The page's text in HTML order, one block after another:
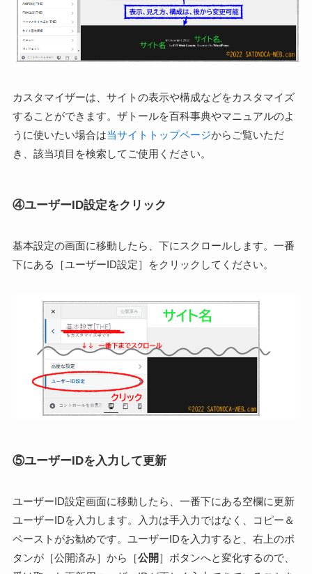
カスタマイザーは、サイトの表示や構成などをカスタマイズ
することができます。ザトールを百科事典やマニュアルのよ
うに使いたい場合は当サイトトップページからご覧いただ
き、該当項目を検索してご使用ください。
④ユーザーID設定をクリック
基本設定の画面に移動したら、下にスクロールします。一番
下にある［ユーザーID設定］をクリックしてください。
⑤ユーザーIDを入力して更新
ユーザーID設定画面に移動したら、一番下にある空欄に更新
ユーザーIDを入力します。入力は手入力ではなく、コピー＆
ペーストがお勧めです。ユーザーIDを入力すると、右上のボ
タンが［公開済み］から［公開 ］ボタンへと変化するので、